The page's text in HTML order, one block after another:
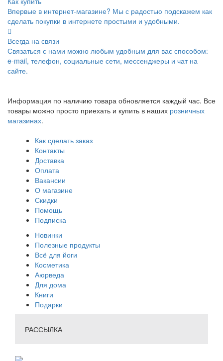
Впервые в интернет-магазине? Мы с радостью подскажем как
сделать покупки в интернете простыми и удобными.
Всегда на связи
Связаться с нами можно любым удобным для вас способом:
e-mail, телефон, социальные сети, мессенджеры и чат на
сайте.
Информация по наличию товара обновляется каждый час. Все
товары можно просто приехать и купить в наших розничных
магазинах.
Как сделать заказ
Контакты
Доставка
Оплата
Вакансии
О магазине
Скидки
Помощь
Подписка
Новинки
Полезные продукты
Всё для йоги
Косметика
Аюрведа
Для дома
Книги
Подарки
РАССЫЛКА